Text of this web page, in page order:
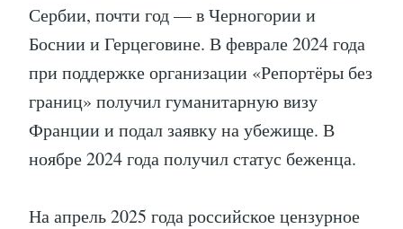
Сербии, почти год — в Черногории и
Боснии и Герцеговине. В феврале 2024 года
при поддержке организации «Репортёры без
границ» получил гуманитарную визу
Франции и подал заявку на убежище. В
ноябре 2024 года получил статус беженца.
На апрель 2025 года российское цензурное